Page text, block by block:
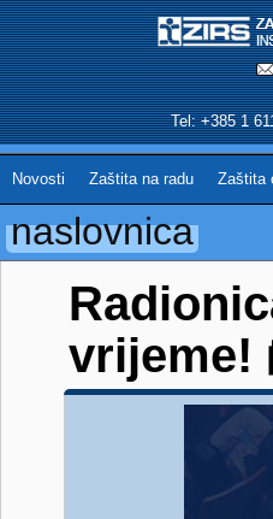
Tel: +385 1
Novosti Zaštita na radu Zaštita
naslovnica
vrijeme!